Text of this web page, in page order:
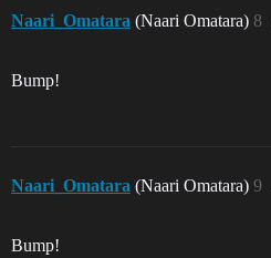
Naari_Omatara (Naari Omatara) 8
Bump!
Naari_Omatara (Naari Omatara) 9
Bump!